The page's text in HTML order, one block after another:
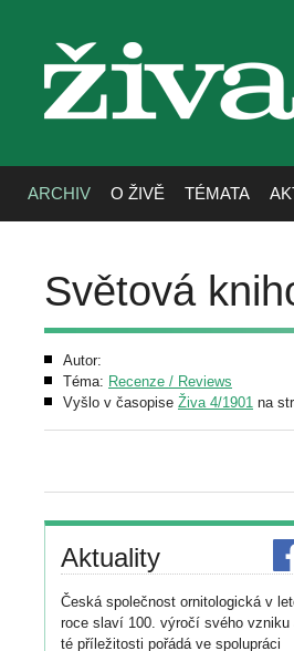
živa
ARCHIV O ŽIVĚ TÉMATA
Světová
Autor:
Téma: Recenze / Reviews
Vyšlo v časopise Živa 4/1901 na
Aktuality
Česká společnost ornitologická v
roce slaví 100. výročí svého vzniku
té příležitosti pořádá ve spolupráci